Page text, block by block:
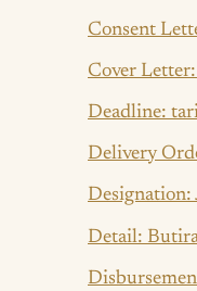
Consent
Cover
Deadline:
Delivery
Designation:
Detail: